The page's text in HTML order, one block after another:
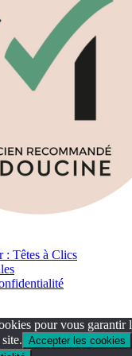
: Têtes à Clics
pour vous garantir
Accepter les cookies